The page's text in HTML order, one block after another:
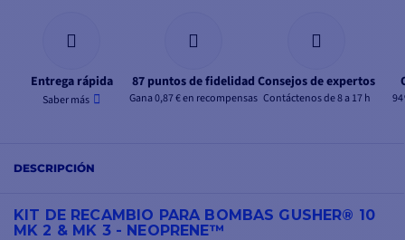
Entrega rápida
Saber más
87 puntos de fidelidad
Gana 0,87 € en recompensas
Consejos de expertos
Contáctenos de 8 a 17 h
DESCRIPCIÓN
KIT DE RECAMBIO PARA BOMBAS GUSHER® 10
MK 2 & MK 3 - NEOPRENE™